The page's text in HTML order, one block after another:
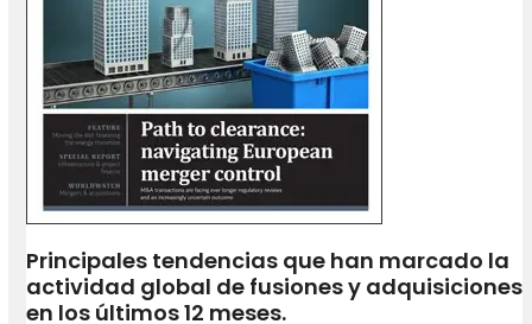
Principales tendencias que han marcado la
actividad global de fusiones y adquisiciones
en los últimos 12 meses.